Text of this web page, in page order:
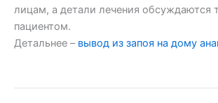
лицам, а детали лечения обсуждаются
пациентом.
Детальнее – вывод из запоя на дому